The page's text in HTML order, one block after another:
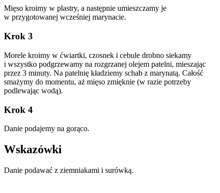
Mięso kroimy w plastry, a następnie umieszczamy je
w przygotowanej wcześniej marynacie.
Krok 3
Morele kroimy w ćwiartki, czosnek i cebule drobno siekamy
i wszystko podgrzewamy na rozgrzanej olejem patelni, mieszając
przez 3 minuty. Na patelnię kładziemy schab z marynatą. Całość
smażymy do momentu, aż mięso zmięknie (w razie potrzeby
podlewając wodą).
Krok 4
Danie podajemy na gorąco.
Wskazówki
Danie podawać z ziemniakami i surówką.